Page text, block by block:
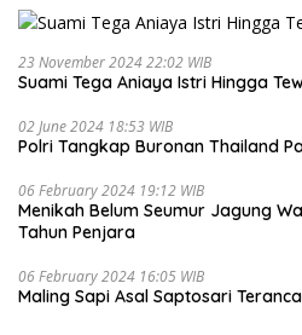
23 November 2024 22:02 WIB
Suami Tega Aniaya Istri Hingga
02 June 2024 18:53 WIB
Polri Tangkap Buronan Thailand
06 February 2024 19:12 WIB
Menikah Belum Seumur Jagung
Tahun Penjara
06 February 2024 16:05 WIB
Maling Sapi Asal Saptosari